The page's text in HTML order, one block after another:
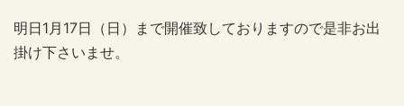
明日1月17日（日）まで開催致しておりますので是非お出
掛け下さいませ。